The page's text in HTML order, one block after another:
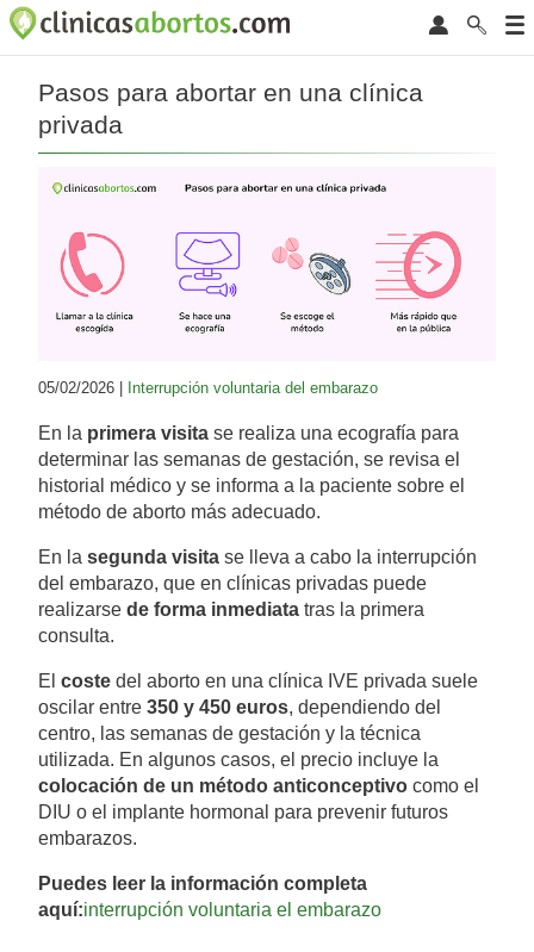
Pasos para abortar en una clínica
privada
05/02/2026 | Interrupción voluntaria del embarazo
En la primera visita se realiza una ecografía para
determinar las semanas de gestación, se revisa el
historial médico y se informa a la paciente sobre el
método de aborto más adecuado.
En la segunda visita se lleva a cabo la interrupción
del embarazo, que en clínicas privadas puede
realizarse de forma inmediata tras la primera
consulta.
El coste del aborto en una clínica IVE privada suele
oscilar entre 350 y 450 euros, dependiendo del
centro, las semanas de gestación y la técnica
utilizada. En algunos casos, el precio incluye la
colocación de un método anticonceptivo como el
DIU o el implante hormonal para prevenir futuros
embarazos.
Puedes leer la información completa
aquí:interrupción voluntaria el embarazo